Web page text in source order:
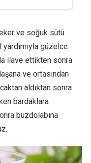
ve soğuk sütü
güzelce
ilave ettikten sonra
ve ortasından
aldıktan sonra
bardaklara
buzdolabına